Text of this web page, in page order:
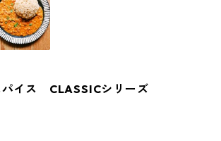
パイス CLASSICシリーズ